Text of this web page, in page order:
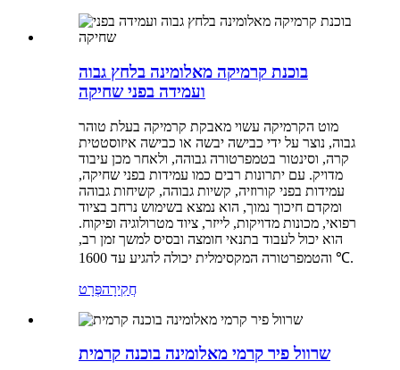
בוכנת קרמיקה מאלומינה בלחץ גבוה
ועמידה בפני שחיקה
מוט הקרמיקה עשוי מאבקת קרמיקה בעלת טוהר
גבוה, נוצר על ידי כבישה יבשה או כבישה איזוסטטית
קרה, וסינטור בטמפרטורה גבוהה, ולאחר מכן עיבוד
מדויק. עם יתרונות רבים כמו עמידות בפני שחיקה,
עמידות בפני קורוזיה, קשיות גבוהה, קשיחות גבוהה
ומקדם חיכוך נמוך, הוא נמצא בשימוש נרחב בציוד
רפואי, מכונות מדויקות, לייזר, ציוד מטרולוגיה ופיקוח.
הוא יכול לעבוד בתנאי חומצה ובסיס למשך זמן רב,
והטמפרטורה המקסימלית יכולה להגיע עד 1600 ℃.
חֲקִירָהפְּרָט
שרוול פיר קרמי מאלומינה בוכנה קרמית